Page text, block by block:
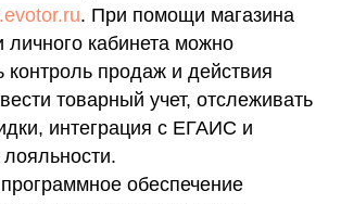
. При помощи магазина
личного кабинета можно
контроль продаж и действия
товарный учет, отслеживать
интеграция с ЕГАИС и
обеспечение